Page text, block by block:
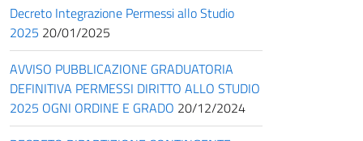
Decreto Integrazione Permessi allo Studio
2025 20/01/2025
AVVISO PUBBLICAZIONE GRADUATORIA
DEFINITIVA PERMESSI DIRITTO ALLO STUDIO
2025 OGNI ORDINE E GRADO 20/12/2024